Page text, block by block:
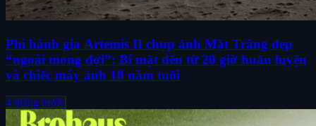
Phi hành gia Artemis II chụp ảnh Mặt Trăng đẹp
“ngoài mong đợi”: Bí mật đến từ 20 giờ huấn luyện
và chiếc máy ảnh 10 năm tuổi
4 tháng trước